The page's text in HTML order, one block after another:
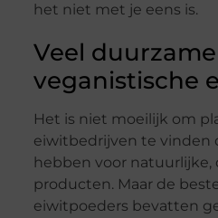
het niet met je eens is.
Veel duurzame
veganistische
Het is niet moeilijk om
eiwitbedrijven te vinden
hebben voor natuurlijke,
producten. Maar de
eiwitpoeders bevatten